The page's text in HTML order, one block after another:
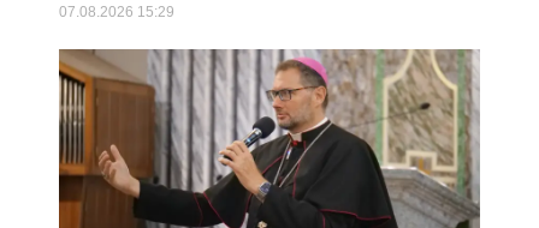
07.08.2026 15:29